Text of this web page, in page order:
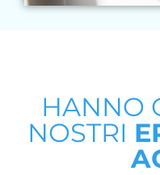
HANNO
NOSTRI